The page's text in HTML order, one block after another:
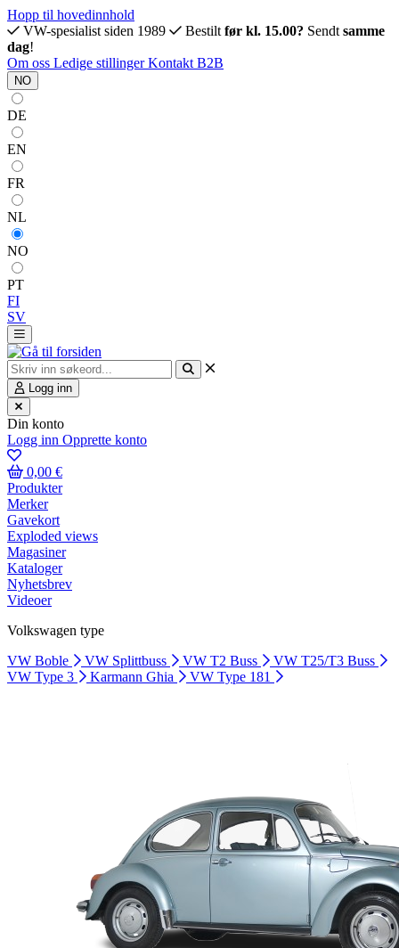
Hopp til hovedinnhold
VW-spesialist siden 1989
Bestilt før kl. 15.00? Sendt samme
dag!
Om oss Ledige stillingerKontakt B2B
NO
DE
EN
FR
NL
NO
PT
FI
SV
Logg inn
Din konto
Logg inn Opprette konto
0,00 €
Produkter
Merker
Gavekort
Exploded views
Magasiner
Kataloger
Nyhetsbrev
Videoer
Volkswagen type
VW Boble
VW Splittbuss VW T2 Buss
VW T25/T3 Buss
VW Type 3
Karmann Ghia VW Type 181